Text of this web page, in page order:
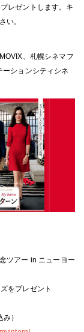
レゼントします。キ
い。
、札幌シネマフ
ーションシティシネ
ー in ニューヨー
プレゼント
）